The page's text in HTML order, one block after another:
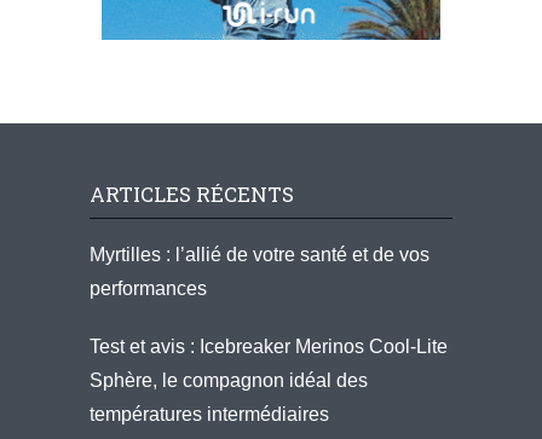
ARTICLES RÉCENTS
Myrtilles : l’allié de votre santé et de vos
performances
Test et avis : Icebreaker Merinos Cool-Lite
Sphère, le compagnon idéal des
températures intermédiaires